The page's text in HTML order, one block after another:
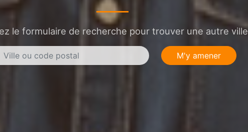
le formulaire de recherche pour trouver une autre ville
M'y amener